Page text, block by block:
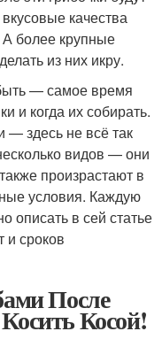
качества
А более крупные
из них икру.
— самое время
и когда их собирать.
— здесь не всё так
видов — они
произрастают в
условия. Каждую
описать в сей статье
и сроков
После
Косой!